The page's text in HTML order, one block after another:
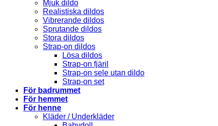
Mjuk dildo
Realistiska dildos
Vibrerande dildos
Sprutande dildos
Stora dildos
Strap-on dildos
Lösa dildos
Strap-on fjäril
Strap-on sele utan dildo
Strap-on set
För badrummet
För hemmet
För henne
Kläder / Underkläder